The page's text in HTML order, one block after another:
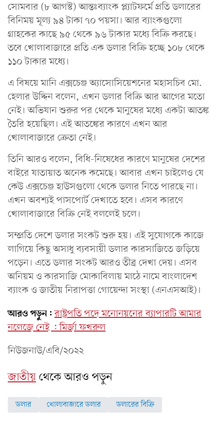
সোমবার (৮ আগস্ট) আন্তঃব্যাংক প্ল্যাটফর্মে প্রতি ডলারের
বিনিময় মূল্য ৯৪ টাকা ৭০ পয়সা। আর ব্যাংকগুলো
গ্রাহকের কাছে ৯৫ থেকে ৯৬ টাকার মধ্যে বিক্রি করছে।
তবে খোলাবাজারে প্রতি এক ডলার বিক্রি হচ্ছে ১০৮ থেকে
১১০ টাকার মধ্যে।
এ বিষয়ে মানি এক্সচেঞ্জ অ্যাসোসিয়েশনের মহাসচিব মো.
হেলার উদ্দিন বলেন, এখন ডলার বিক্রি আর আগের মতো
নেই। অভিযান শুরুর পর থেকে মানুষের মধ্যে একটা আতঙ্ক
তৈরি হয়েছিল। এই আতঙ্কের কারণে এখন আর
খোলাবাজারে ক্রেতা নেই।
তিনি আরও বলেন, বিধি-নিষেধের কারণে মানুষের দেশের
বাইরে যাতায়াত অনেক কমেছে। আবার এখন চাইলেও যে
কেউ এক্সচেঞ্জ হাউসগুলো থেকে ডলার নিতে পারছে না।
এখন অবশ্যই পাসপোর্ট দেখাতে হবে। এসব কারণে
খোলাবাজারে বিক্রি নেই বললেই চলে।
সম্প্রতি দেশে ডলার সংকট শুরু হয়। এই সুযোগকে কাজে
লাগিয়ে কিছু অসাধু ব্যবসায়ী ডলার কারসাজিতে জড়িয়ে
পড়েন। এতে ডলার সংকট আরও তীব্র দেখা দেয়। এসব
অনিয়ম ও কারসাজি মোকাবিলায় মাঠে নামে বাংলাদেশ
ব্যাংক ও জাতীয় নিরাপত্তা গোয়েন্দা সংস্থা (এনএসআই)।
আরও পড়ুন: রাষ্ট্রপতি পদে মনোনয়নের ব্যাপারটি আমার
নলেজে নেই : মির্জা ফখরুল
নিউজনাউ/এবি/২০২২
জাতীয়থেকে আরও পড়ুন
ডলার খোলাবাজারে ডলার ডলারের বিক্রি